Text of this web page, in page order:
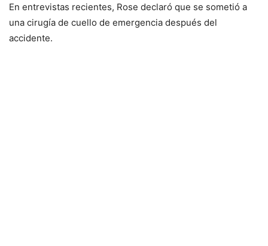
En entrevistas recientes, Rose declaró que se sometió a
una cirugía de cuello de emergencia después del
accidente.